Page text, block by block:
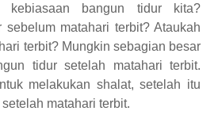
kebiasaan bangun tidur kita?
matahari terbit? Ataukah
terbit? Mungkin sebagian besar
tidur setelah matahari terbit.
melakukan shalat, setelah itu
matahari terbit.